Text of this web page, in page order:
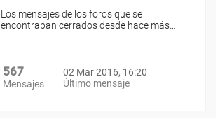
Los mensajes de los foros que se
encontraban cerrados desde hace más…
567
Mensajes
02 Mar 2016, 16:20
Último mensaje